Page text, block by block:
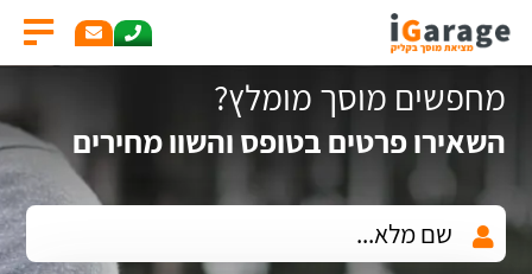
מחפשים מוסך מומלץ?
השאירו פרטים בטופס והשוו מחירים